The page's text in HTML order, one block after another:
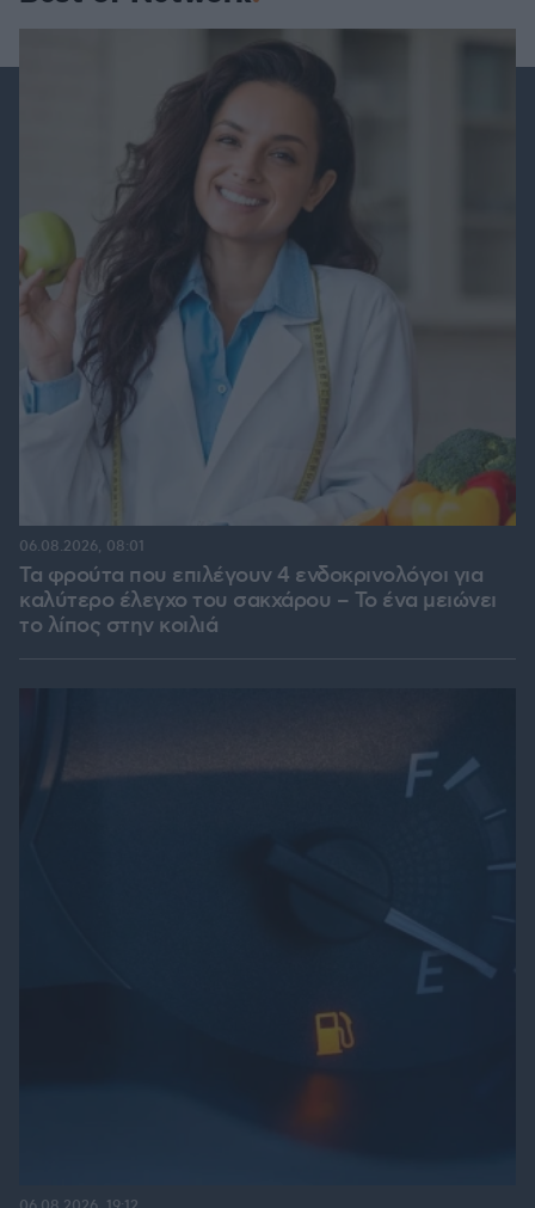
Τα φρούτα που επιλέγουν 4 ενδοκρινολόγοι για
καλύτερο έλεγχο του σακχάρου – Το ένα μειώνει
το λίπος στην κοιλιά
06.08.2026, 08:01